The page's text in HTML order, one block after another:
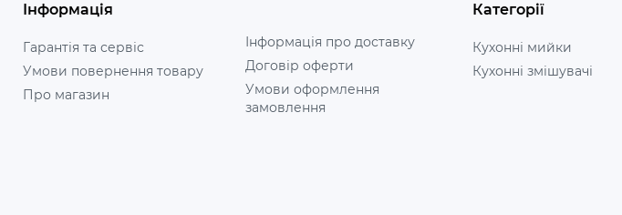
Інформація
Гарантія та сервіс
Умови повернення товару
Про магазин
Інформація про доставку
Договір оферти
Умови оформлення
замовлення
Категорії
Кухонні мийки
Кухонні змішувачі